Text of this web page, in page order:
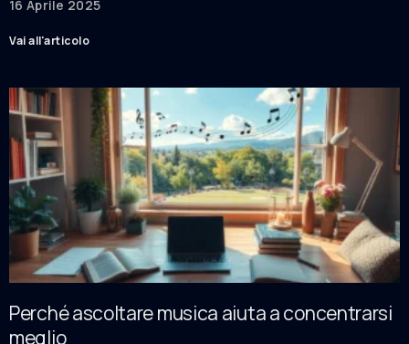
16 Aprile 2025
Vai all'articolo
Perché ascoltare musica aiuta a concentrarsi
meglio